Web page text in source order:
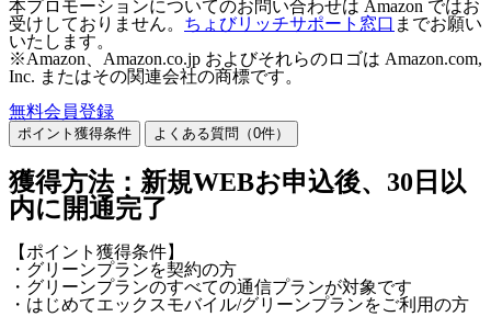
本プロモーションについてのお問い合わせは Amazon ではお
受けしておりません。 ちょびリッチサポート窓口 までお願い
いたします。
※Amazon、Amazon.co.jp およびそれらのロゴは Amazon.com,
Inc. またはその関連会社の商標です。
無料会員登録
ポイント獲得条件 よくある質問（0件）
獲得方法：新規WEBお申込後、30日以
内に開通完了
【ポイント獲得条件】
・グリーンプランを契約の方
・グリーンプランのすべての通信プランが対象です
・はじめてエックスモバイル/グリーンプランをご利用の方